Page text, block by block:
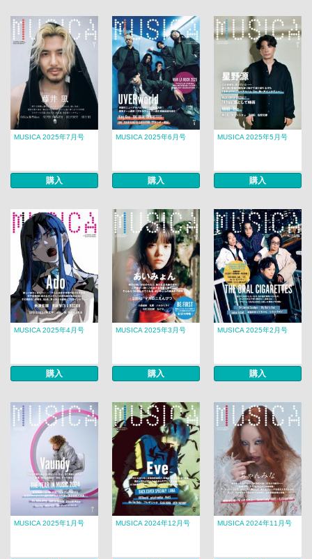
MUSICA 2025年7月号
購入
MUSICA 2025年6月号
購入
MUSICA 2025年5月号
購入
MUSICA 2025年4月号
購入
MUSICA 2025年3月号
購入
MUSICA 2025年2月号
購入
MUSICA 2025年1月号 MUSICA 2024年12月号 MUSICA 2024年11月号